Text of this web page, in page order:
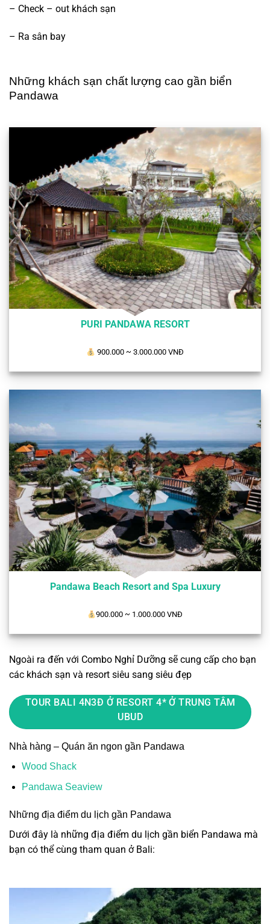
– Check – out khách sạn
– Ra sân bay
Những khách sạn chất lượng cao gần biển
Pandawa
PURI PANDAWA RESORT
900.000~ 3.000.000 VNĐ
Pandawa Beach Resort and Spa Luxury
900.000 ~ 1.000.000 VNĐ
Ngoài ra đến với Combo Nghỉ Dưỡng sẽ cung cấp cho bạn
các khách sạn và resort siêu sang siêu đẹp
TOUR BALI 4N3Đ Ở RESORT 4* Ở TRUNG TÂM
UBUD
Nhà hàng – Quán ăn ngon gần Pandawa
Wood Shack
Pandawa Seaview
Những địa điểm du lịch gần Pandawa
Dưới đây là những địa điểm du lịch gần biển Pandawa mà
bạn có thể cùng tham quan ở Bali: